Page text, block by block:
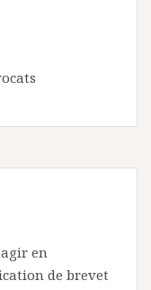
en
de brevet